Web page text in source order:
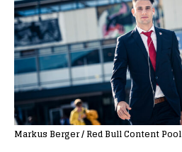
Markus Berger / Red Bull Content Pool